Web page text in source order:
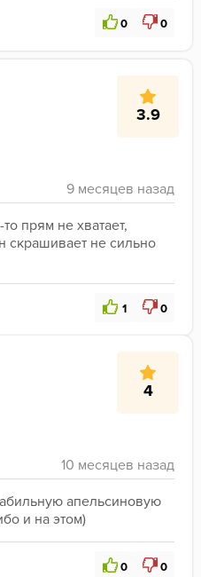
0 0
3.9
прям не хватает,
скрашивает не сильно
1 0
4
апельсиновую
и на этом)
0 0